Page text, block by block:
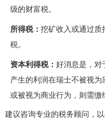
级的财富税。
所得税： 挖矿收入或通过质
税。
资本利得税： 好消息是，对
产生的利润在瑞士不被视
或被视为商业行为，则需缴
建议咨询专业的税务顾问，以